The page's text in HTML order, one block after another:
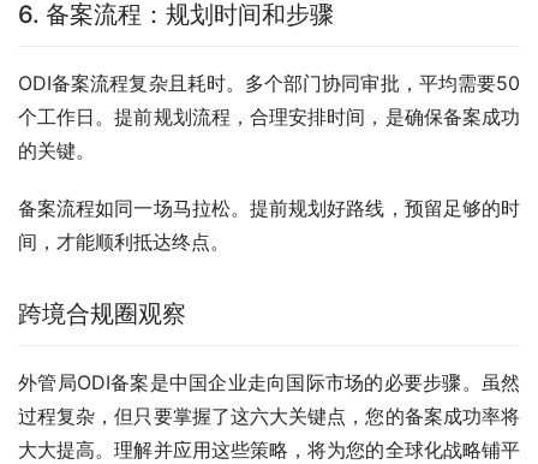
6. 备案流程：规划时间和步骤
ODI备案流程复杂且耗时。多个部门协同审批，平均需要50
个工作日。提前规划流程，合理安排时间，是确保备案成功
的关键。
备案流程如同一场马拉松。提前规划好路线，预留足够的时
间，才能顺利抵达终点。
跨境合规圈观察
外管局ODI备案是中国企业走向国际市场的必要步骤。虽然
过程复杂，但只要掌握了这六大关键点，您的备案成功率将
大大提高。理解并应用这些策略，将为您的全球化战略铺平